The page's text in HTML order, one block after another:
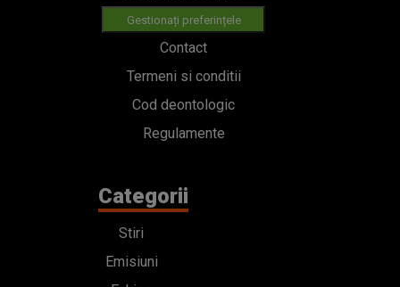
Gestionați preferințele
Contact
Termeni si conditii
Cod deontologic
Regulamente
Categorii
Stiri
Emisiuni